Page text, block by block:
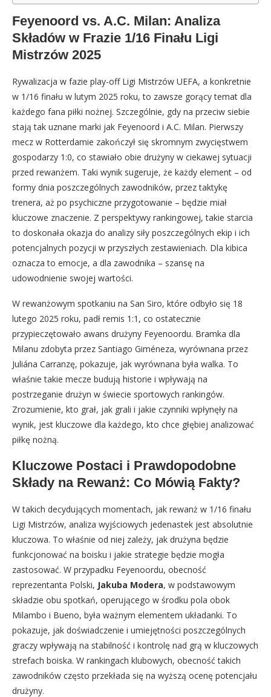
Feyenoord vs. A.C. Milan: Analiza
Składów w Frazie 1/16 Finału Ligi
Mistrzów 2025
Rywalizacja w fazie play-off Ligi Mistrzów UEFA, a konkretnie
w 1/16 finału w lutym 2025 roku, to zawsze gorący temat dla
każdego fana piłki nożnej. Szczególnie, gdy na przeciw siebie
stają tak uznane marki jak Feyenoord i A.C. Milan. Pierwszy
mecz w Rotterdamie zakończył się skromnym zwycięstwem
gospodarzy 1:0, co stawiało obie drużyny w ciekawej sytuacji
przed rewanżem. Taki wynik sugeruje, że każdy element – od
formy dnia poszczególnych zawodników, przez taktykę
trenera, aż po psychiczne przygotowanie – będzie miał
kluczowe znaczenie. Z perspektywy rankingowej, takie starcia
to doskonała okazja do analizy siły poszczególnych ekip i ich
potencjalnych pozycji w przyszłych zestawieniach. Dla kibica
oznacza to emocje, a dla zawodnika – szansę na
udowodnienie swojej wartości.
W rewanżowym spotkaniu na San Siro, które odbyło się 18
lutego 2025 roku, padł remis 1:1, co ostatecznie
przypieczętowało awans drużyny Feyenoordu. Bramka dla
Milanu zdobyta przez Santiago Giméneza, wyrównana przez
Juliána Carranzę, pokazuje, jak wyrównana była walka. To
właśnie takie mecze budują historie i wpływają na
postrzeganie drużyn w świecie sportowych rankingów.
Zrozumienie, kto grał, jak grali i jakie czynniki wpłynęły na
wynik, jest kluczowe dla każdego, kto chce głębiej analizować
piłkę nożną.
Kluczowe Postaci i Prawdopodobne
Składy na Rewanż: Co Mówią Fakty?
W takich decydujących momentach, jak rewanż w 1/16 finału
Ligi Mistrzów, analiza wyjściowych jedenastek jest absolutnie
kluczowa. To właśnie od niej zależy, jak drużyna będzie
funkcjonować na boisku i jakie strategie będzie mogła
zastosować. W przypadku Feyenoordu, obecność
reprezentanta Polski, Jakuba Modera, w podstawowym
składzie obu spotkań, operującego w środku pola obok
Milambo i Bueno, była ważnym elementem układanki. To
pokazuje, jak doświadczenie i umiejętności poszczególnych
graczy wpływają na stabilność i kontrolę nad grą w kluczowych
strefach boiska. W rankingach klubowych, obecność takich
zawodników często przekłada się na wyższą ocenę potencjału
drużyny.